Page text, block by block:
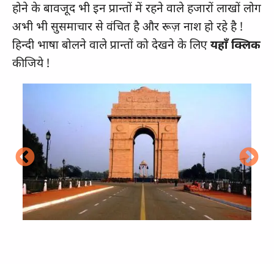
होने के बावजूद भी इन प्रान्तों में रहने वाले हजारों लाखों लोग
अभी भी सुसमाचार से वंचित है और रूज़ नाश हो रहे है !
हिन्दी भाषा बोलने वाले प्रान्तों को देखने के लिएयहाँ क्लिक
कीजिये !